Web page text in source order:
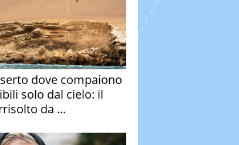
dove compaiono
solo dal cielo: il
da ...